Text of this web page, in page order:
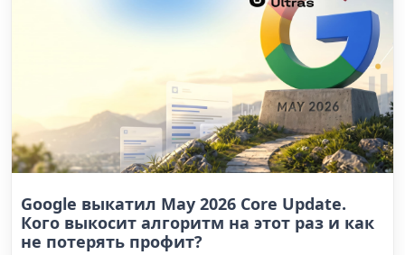
Google выкатил May 2026 Core Update.
Кого выкосит алгоритм на этот раз и как
не потерять профит?